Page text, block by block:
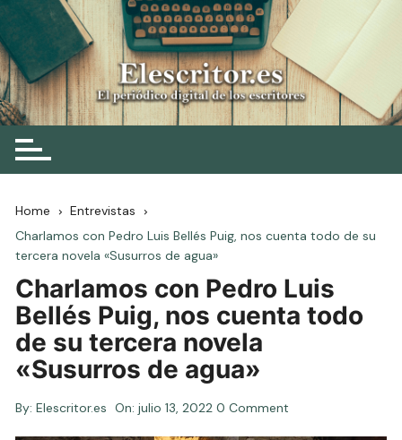
Skip
to
content
Elescritor.es
El periódico digital de los escritores
Home
Entrevistas
Charlamos con Pedro Luis Bellés Puig, nos cuenta todo de su
tercera novela «Susurros de agua»
Charlamos con Pedro Luis
Bellés Puig, nos cuenta todo
de su tercera novela
«Susurros de agua»
By: Elescritor.es On:julio 13, 2022 0 Comment